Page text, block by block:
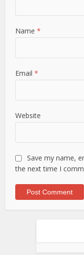
Name*
Email*
Website
Save my name,
the next time I